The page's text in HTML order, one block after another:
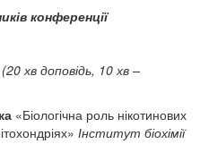
конференції
(20 хв доповідь, 10 хв –
«Біологічна роль нікотинових
Інститут біохімії